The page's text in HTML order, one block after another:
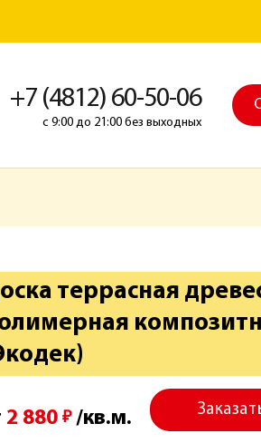
+7 (4812) 60-50-06
с 9:00 до 21:00 без выходных
террасная
2 880 ₽ /кв.м.